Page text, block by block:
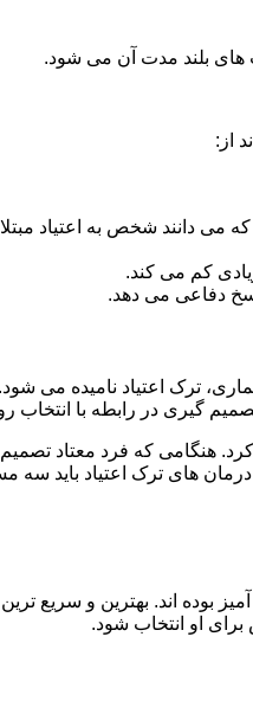
های بلند مدت آن می شود.
از:
می دانند شخص به اعتیاد
کم می کند.
دفاعی می دهد.
ترک اعتیاد نامیده
گیری در رابطه با انتخاب
هنگامی که فرد معتاد
های ترک اعتیاد باید سه
بوده اند. بهترین و سریع
او انتخاب شود.